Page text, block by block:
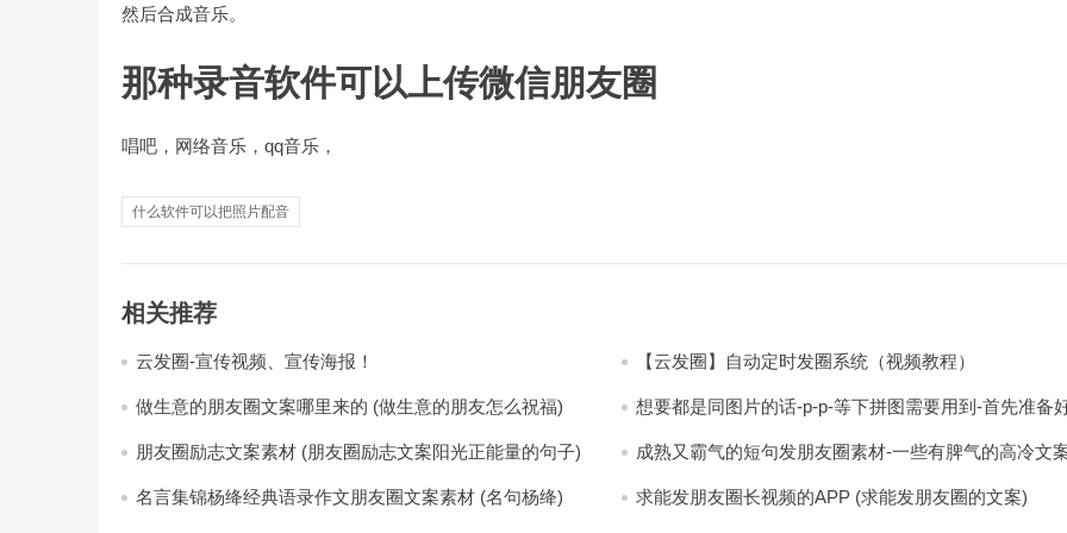
然后合成音乐。
那种录音软件可以上传微信朋友圈
唱吧，网络音乐，qq音乐，
什么软件可以把照片配音
相关推荐
云发圈-宣传视频、宣传海报！ 【云发圈】自动定时发圈系统（视频教程）
做生意的朋友圈文案哪里来的 (做生意的朋友怎么祝福)
想要都是同图片的话-p-p-等下拼图需要用到-首先准备
片-如果想要图片都不同得话-1-p-可以准备好45张的不同
朋友圈励志文案素材 (朋友圈励志文案阳光正能量的句子)
成熟又霸气的短句发朋友圈素材-一些有脾气的高冷文
名言集锦杨绛经典语录作文朋友圈文案素材 (名句杨绛)
求能发朋友圈长视频的APP (求能发朋友圈的文案)